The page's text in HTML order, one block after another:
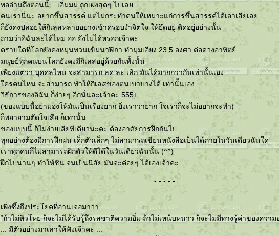
พออ่านถึงตอนนี้... เอิ่มมม ถูกเผงสุดๆ ไปเล
คนเรานี่นะ อยากขึ้นสวรรค์ แต่ไม่กระทำตนให้เหมาะแก่การขึ้นสวรรค์ได้เอาเสียเล
ก็ยังคงปล่อยให้กิเลสหลายอย่างเข้าครอบงำจิตใจ ให้ยึดอยู่ ติดอยู่อย่างนั้น
ถามว่าอิฉันละได้ไหม อ่อ ยังไม่ได้หรอกเจ้าคะ
ตราบใดที่โลกยังคงหมุนทวนเข็มนาฬิกา ทำมุมเอียง 23.5 องศา ต่อดวงอาทิตย์
มนุษย์ทุกคนบนโลกยังคงมีกิเลสอยู่ด้วยกันทั้งนั้น
เพียงแต่ว่า บุคคลไหน จะสามารถ ลด ละ เลิก มันได้มากกว่ากันเท่านั้นเอง
ครคนไหน จะสามารถ ทำให้กิเลสของตนเบาบางได้ เท่านั้นเอง
วิธีการของอิฉัน ก็ง่ายๆ อีกนั่นละเจ้าคะ 555+
(ของแบบนี้อย่ามองให้มันเป็นเรื่องยาก ยิ่งเราว่ายาก ใจเราก็จะไม่อยากจะทำ)
ก็พยายามตัดใจเสีย ก็เท่านั้น
ของแบบนี้ ก็ไม่ง่ายเสียทีเดียวนะคะ ต้องอาศัยการฝึกกันไป
ทุกอย่างต้องมีการฝึกฝน เด็กตัวเล็กๆ ไม่สามารถเขียนหนังสือเป็นได้ภายในวันเดียวฉันใด
เราทุกคนก็ไม่สามารถฝึกตัวให้ดีได้ในวันเดียวฉันนั้น (^^)
ฝึกไปนานๆ ทำให้ชิน จนเป็นนิสัย มันจะค่อยๆ ได้เองเจ้าคะ
- - - - -
เพิ่งซึ้งถึงประโยคที่อ่านเจอมาว่า
“ถ้าไม่หิวโหย ก็จะไม่ได้รับรู้ถึงรสชาติความอิ่ม ถ้าไม่เหน็บหนาว ก็จะไม่มีทางรู้ค่าของความ
... มีตัวอย่างมาเล่าให้ฟังเจ้าคะ ...